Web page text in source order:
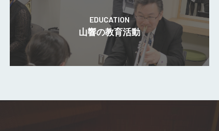
EDUCATION
山響の教育活動